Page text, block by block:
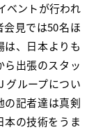
ベントが行われ
見では50名ほ
は、日本よりも
出張のスタッ
グループについ
の記者達は真剣
本の技術をうま